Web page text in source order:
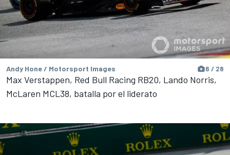
Andy Hone / Motorsport Images 6 / 28
Max Verstappen, Red Bull Racing RB20, Lando Norris,
McLaren MCL38, batalla por el liderato